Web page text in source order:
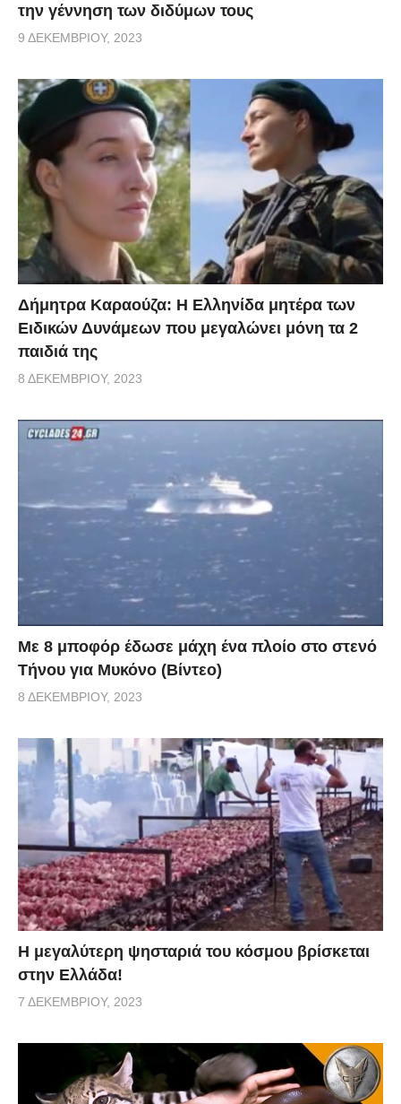
την γέννηση των διδύμων τους
9 ΔΕΚΕΜΒΡΊΟΥ, 2023
Δήμητρα Καραούζα: Η Ελληνίδα μητέρα των
Ειδικών Δυνάμεων που μεγαλώνει μόνη τα 2
παιδιά της
8 ΔΕΚΕΜΒΡΊΟΥ, 2023
Με 8 μποφόρ έδωσε μάχη ένα πλοίο στο στενό
Τήνου για Μυκόνο (Βίντεο)
8 ΔΕΚΕΜΒΡΊΟΥ, 2023
Η μεγαλύτερη ψησταριά του κόσμου βρίσκεται
στην Ελλάδα!
7 ΔΕΚΕΜΒΡΊΟΥ, 2023